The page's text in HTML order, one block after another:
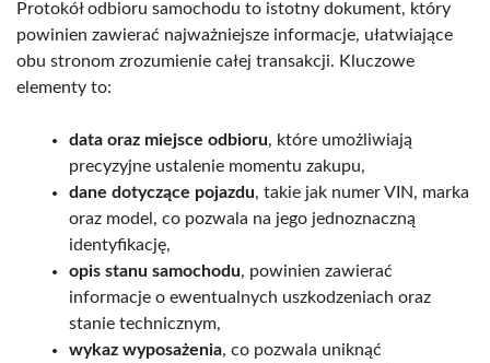
Protokół odbioru samochodu to istotny dokument, który
powinien zawierać najważniejsze informacje, ułatwiające
obu stronom zrozumienie całej transakcji. Kluczowe
elementy to:
data oraz miejsce odbioru, które umożliwiają
precyzyjne ustalenie momentu zakupu,
dane dotyczące pojazdu, takie jak numer VIN, marka
oraz model, co pozwala na jego jednoznaczną
identyfikację,
opis stanu samochodu, powinien zawierać
informacje o ewentualnych uszkodzeniach oraz
stanie technicznym,
wykaz wyposażenia, co pozwala uniknąć